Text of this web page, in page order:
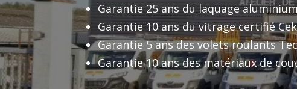
Garantie 25 ans du laquage aluminium
Garantie 10 ans du vitrage certifié
Garantie 5 ans des volets roulants
Garantie 10 ans des matériaux de